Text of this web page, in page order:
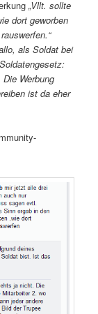
„Vllt. sollte
dort geworben
.“
als Soldat bei
Werbung
ist da eher